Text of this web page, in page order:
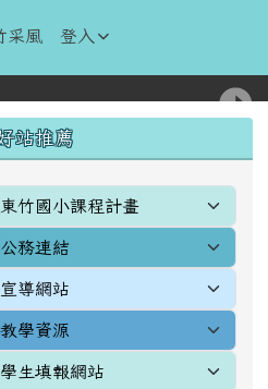
采風 登入
邊區域內容
站推薦